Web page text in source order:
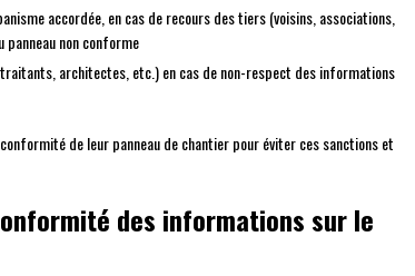
accordée, en cas de recours des tiers (voisins, associations,
non conforme
architectes, etc.) en cas de non-respect des informations
de leur panneau de chantier pour éviter ces sanctions et
des informations sur le